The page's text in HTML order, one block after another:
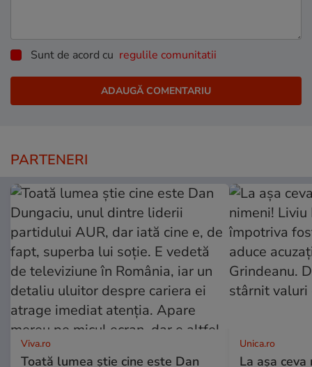
Sunt de acord cu regulile comunitatii
PARTENERI
Viva.ro
Toată lumea știe cine este Dan
Unica.ro
La așa